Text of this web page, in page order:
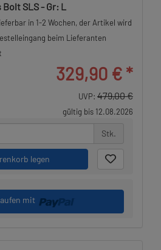
Bolt SLS - Gr: L
in 1-2 Wochen, der Artikel wird
beim Lieferanten
329,90 € *
UVP: 479,00 €
gültig bis 12.08.2026
Stk.
legen
mit